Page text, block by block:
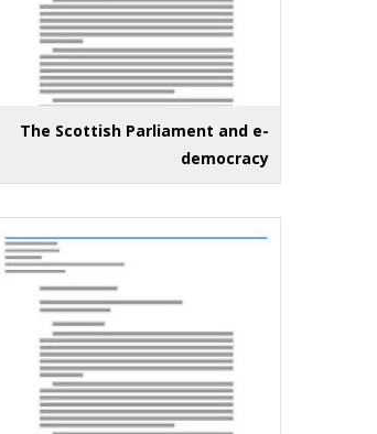
The Scottish Parliament and e-
democracy